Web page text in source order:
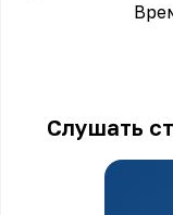
Слушать